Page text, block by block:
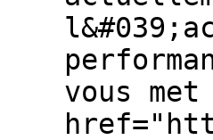
vous